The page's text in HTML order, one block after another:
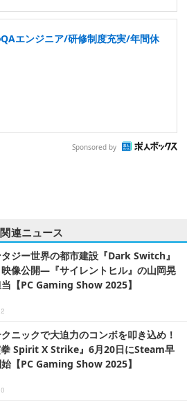
エンジニア/研修制度充実/年間休
Sponsored by
関連ニュース
ジー世界の都市建設『Dark Switch』
像公開―『サイレントヒル』の山岡晃
【PC Gaming Show 2025】
ニックで大迫力のコンボを叩き込め！
拳 Spirit X Strike』6月20日にSteam早
【PC Gaming Show 2025】